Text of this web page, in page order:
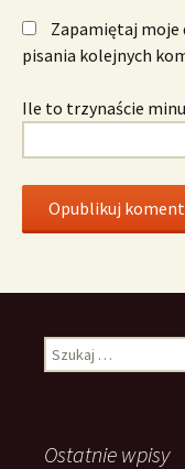
Zapamiętaj moje
pisania kolejnych
Ile to trzynaście
Szukaj:
Ostatnie wpisy